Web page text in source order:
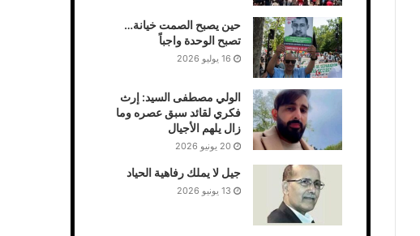
حين يصبح الصمت خيانة…
تصبح الوحدة واجباً
16 يوليو 2026
الولي مصطفى السيد: إرث
فكري لقائد سبق عصره وما
زال يلهم الأجيال
20 يونيو 2026
جيل لا يملك رفاهية الحياد
13 يونيو 2026